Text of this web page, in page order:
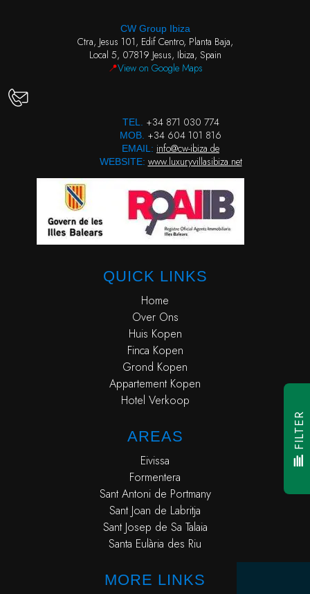
CW Group Ibiza
Ctra, Jesus 101, Edif Centro, Planta Baja,
Local 5, 07819 Jesus, Ibiza, Spain
📍View on Google Maps
TEL. +34 871 030 774
MOB. +34 604 101 816
EMAIL: info@cw-ibiza.de
WEBSITE: www.luxuryvillasibiza.net
QUICK LINKS
Home
Over Ons
Huis Kopen
Finca Kopen
Grond Kopen
Appartement Kopen
Hotel Verkoop
AREAS
Eivissa
Formentera
Sant Antoni de Portmany
Sant Joan de Labritja
Sant Josep de Sa Talaia
Santa Eulària des Riu
MORE LINKS
FILTER